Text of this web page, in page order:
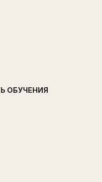
ОБУЧЕНИЯ